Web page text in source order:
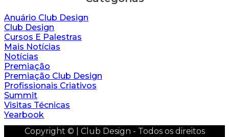
Anuário Club Design
Club Design
Cursos E Palestras
Mais Notícias
Notícias
Premiação
Premiação Club Design
Profissionais Criativos
Summit
Visitas Técnicas
Yearbook
Copyright © | Club Design - Todos os direitos